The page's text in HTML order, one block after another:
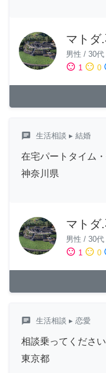
マトダ
男性 / 30代
sentiment_satisfied 1 sentiment_neutral 0
chat 生活相談 ▸ 結婚
在宅パートタイム
神奈川県
マトダ
男性 / 30代
sentiment_satisfied 1 sentiment_neutral 0
chat 生活相談 ▸ 恋愛
相談乗ってください
東京都